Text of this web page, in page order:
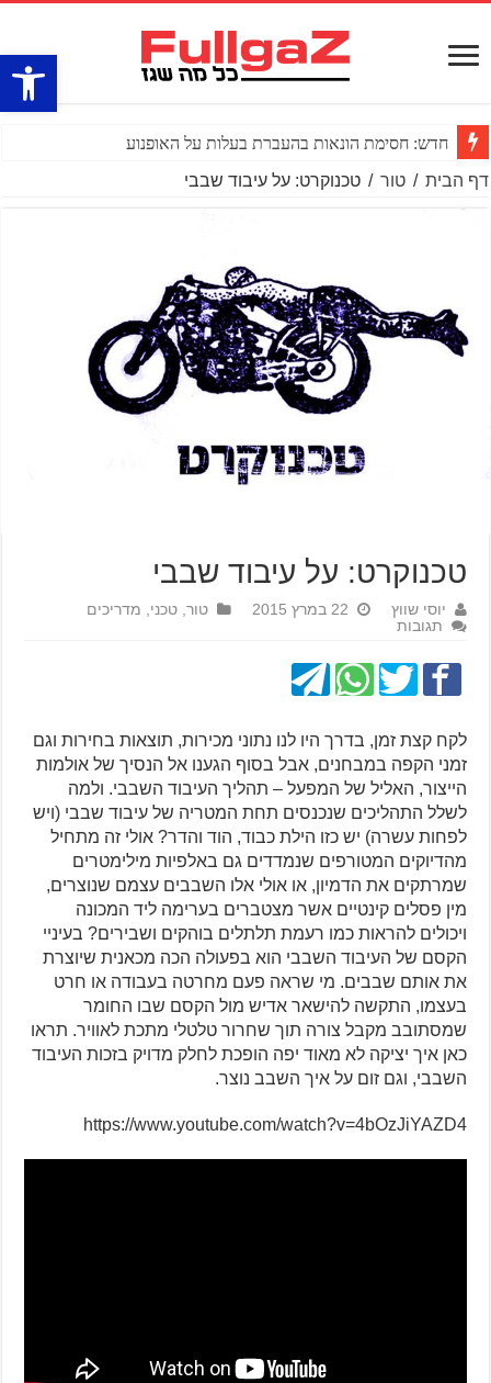
פתח
חדש: חסימת הונאות בהעברת בעלות על האופנוע
דף הבית / טור / טכנוקרט: על עיבוד שבבי
טכנוקרט: על עיבוד שבבי
יוסי שווץ 22 במרץ 2015 טור ,טכני
מדריכים
תגובות
לקח קצת זמן, בדרך היו לנו נתוני מכירות, תוצאות בחירות וגם
זמני הקפה במבחנים, אבל בסוף הגענו אל הנסיך של אולמות
הייצור, האליל של המפעל – תהליך העיבוד השבבי. ולמה
לשלל התהליכים שנכנסים תחת המטריה של עיבוד שבבי (ויש
לפחות עשרה) יש כזו הילת כבוד, הוד והדר? אולי זה מתחיל
מהדיוקים המטורפים שנמדדים גם באלפיות מילימטרים
שמרתקים את הדמיון, או אולי אלו השבבים עצמם שנוצרים,
מין פסלים קינטיים אשר מצטברים בערימה ליד המכונה
ויכולים להראות כמו רעמת תלתלים בוהקים ושבירים? בעיניי
הקסם של העיבוד השבבי הוא בפעולה הכה מכאנית שיוצרת
את אותם שבבים. מי שראה פעם מחרטה בעבודה או חרט
בעצמו, התקשה להישאר אדיש מול הקסם שבו החומר
שמסתובב מקבל צורה תוך שחרור טלטלי מתכת לאוויר. תראו
כאן איך יציקה לא מאוד יפה הופכת לחלק מדויק בזכות העיבוד
השבבי, וגם זום על איך השבב נוצר.
https://www.youtube.com/watch?v=4bOzJiYAZD4